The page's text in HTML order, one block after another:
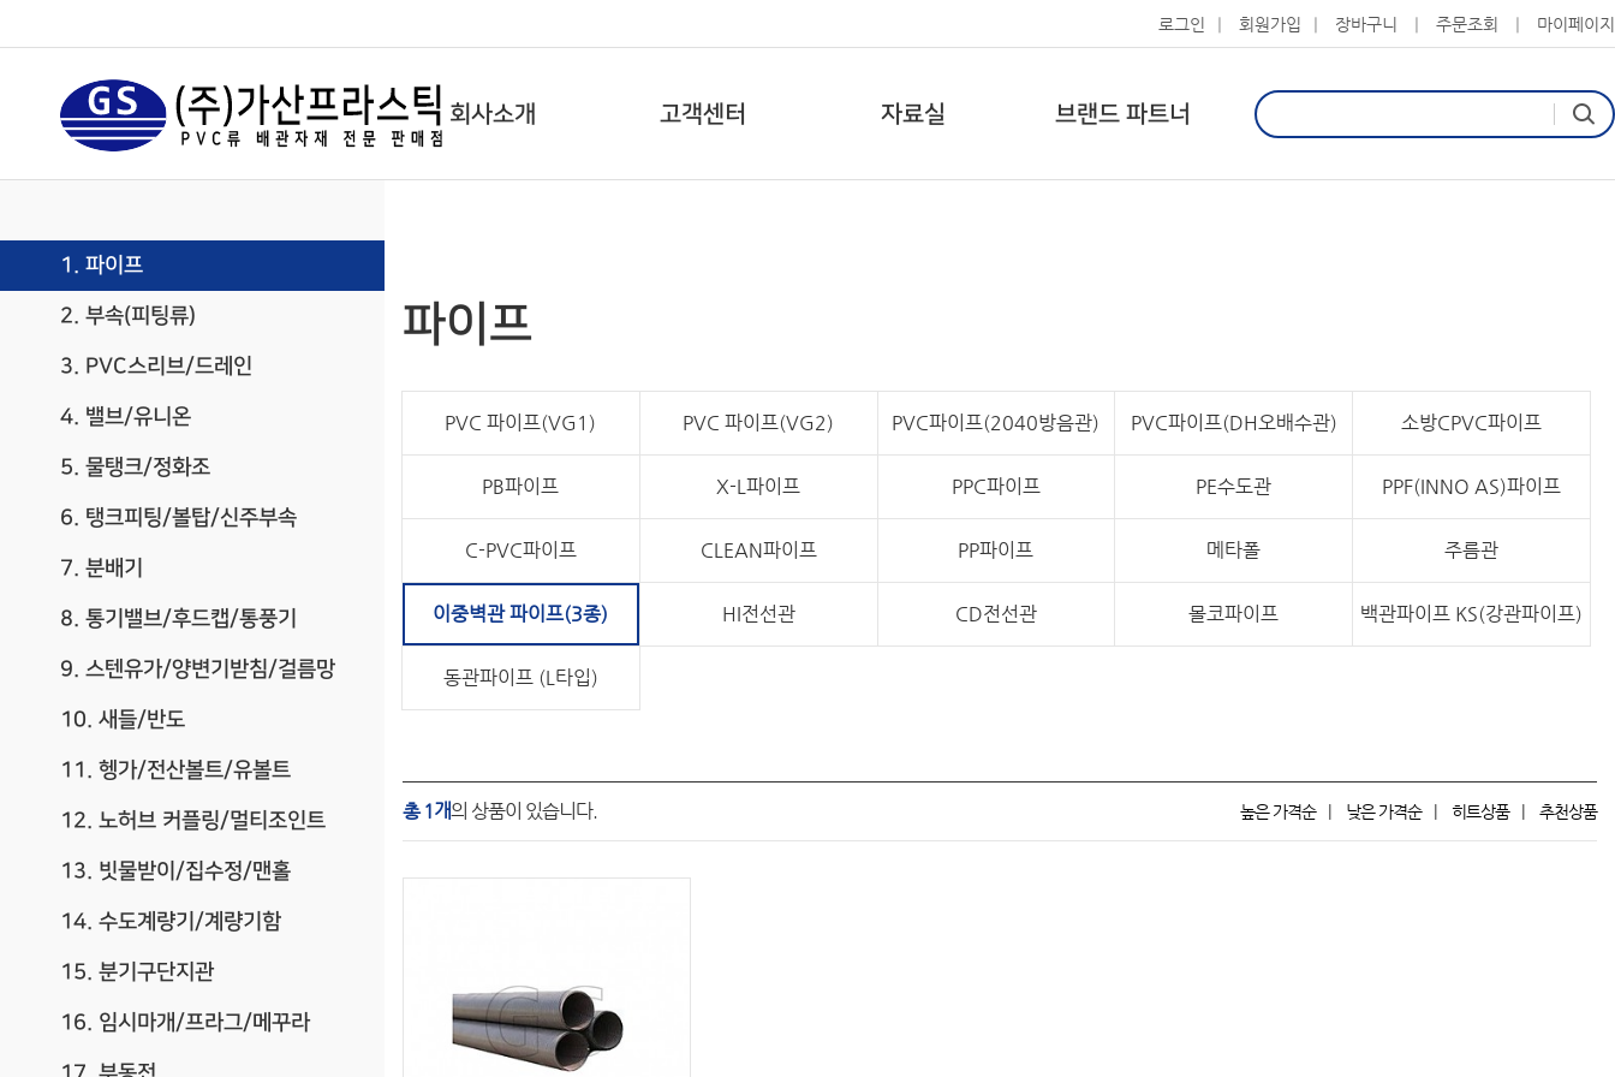
로그인 회원가입 장바구니 주문조회 마이페이지
회사소개 고객센터 자료실 브랜드 파트너
1. 파이프
2. 부속(피팅류)
3. PVC스리브/드레인
4. 밸브/유니온
5. 물탱크/정화조
6. 탱크피팅/볼탑/신주부속
7. 분배기
8. 통기밸브/후드캡/통풍기
9. 스텐유가/양변기받침/걸름망
10. 새들/반도
11. 헹가/전산볼트/유볼트
12. 노허브 커플링/멀티조인트
13. 빗물받이/집수정/맨홀
14. 수도계량기/계량기함
15. 분기구단지관
16. 임시마개/프라그/메꾸라
파이프
PVC 파이프(VG1) PVC 파이프(VG2) PVC파이프(2040방음관) PVC파이프(DH오배수관) 소방CPVC파이프
PB파이프 X-L파이프 PPC파이프 PE수도관 PPF(INNO AS)파이프
C-PVC파이프 CLEAN파이프 PP파이프 메타폴 주름관
이중벽관 파이프(3종) HI전선관 CD전선관 몰코파이프 백관파이프 KS(강관파이프)
동관파이프 (L타입)
총 1개의 상품이 있습니다. 높은 가격순 낮은 가격순 히트상품 추천상품